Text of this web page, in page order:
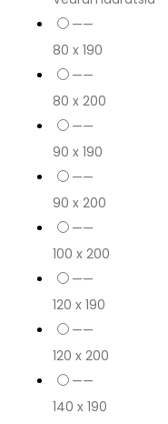
——
80 x 190
——
80 x 200
——
90 x 190
——
90 x 200
——
100 x 200
——
120 x 190
——
120 x 200
——
140 x 190